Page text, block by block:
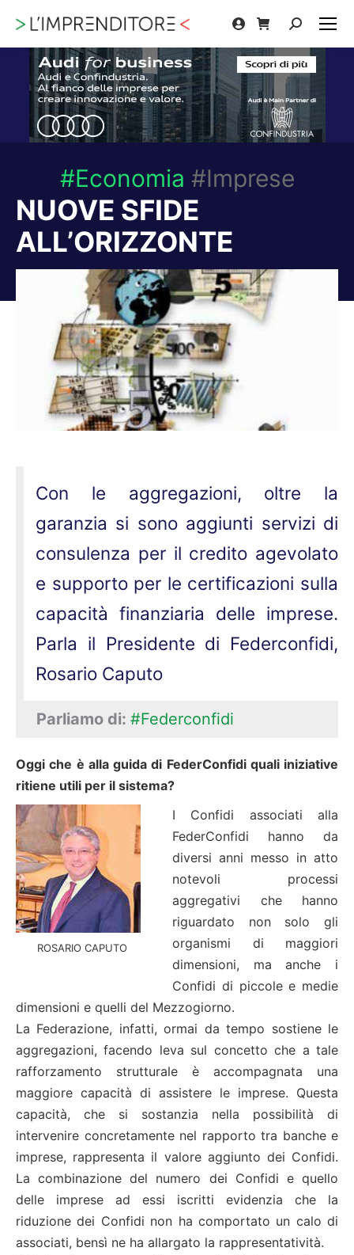
Cerca:
#Economia #Imprese
NUOVE SFIDE
ALL’ORIZZONTE
Tu sei qui:
Con le aggregazioni, oltre la
garanzia si sono aggiunti servizi di
consulenza per il credito agevolato
e supporto per le certificazioni sulla
capacità finanziaria delle imprese.
Parla il Presidente di Federconfidi,
Rosario Caputo
Parliamo di: #Federconfidi
Oggi che è alla guida di FederConfidi quali iniziative
ritiene utili per il sistema?
ROSARIO CAPUTO
I Confidi associati alla
FederConfidi hanno da
diversi anni messo in atto
notevoli processi
aggregativi che hanno
riguardato non solo gli
organismi di maggiori
dimensioni, ma anche i
Confidi di piccole e medie
dimensioni e quelli del Mezzogiorno.
La Federazione, infatti, ormai da tempo sostiene le
aggregazioni, facendo leva sul concetto che a tale
rafforzamento strutturale è accompagnata una
maggiore capacità di assistere le imprese. Questa
capacità, che si sostanzia nella possibilità di
intervenire concretamente nel rapporto tra banche e
imprese, rappresenta il valore aggiunto dei Confidi.
La combinazione del numero dei Confidi e quello
delle imprese ad essi iscritti evidenzia che la
riduzione dei Confidi non ha comportato un calo di
associati, bensì ne ha allargato la rappresentatività.